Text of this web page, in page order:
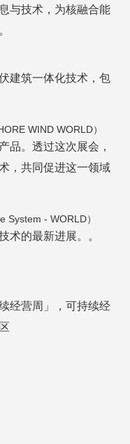
与技术，为核融合能
建筑一体化技术，包
WIND WORLD）
品。透过这次展会，
，共同促进这一领域
System - WORLD）
术的最新进展。。
经营周」，可持续经